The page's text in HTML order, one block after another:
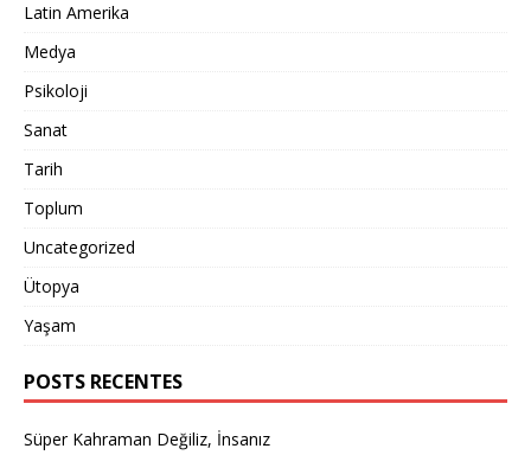
Latin Amerika
Medya
Psikoloji
Sanat
Tarih
Toplum
Uncategorized
Ütopya
Yaşam
POSTS RECENTES
Süper Kahraman Değiliz, İnsanız